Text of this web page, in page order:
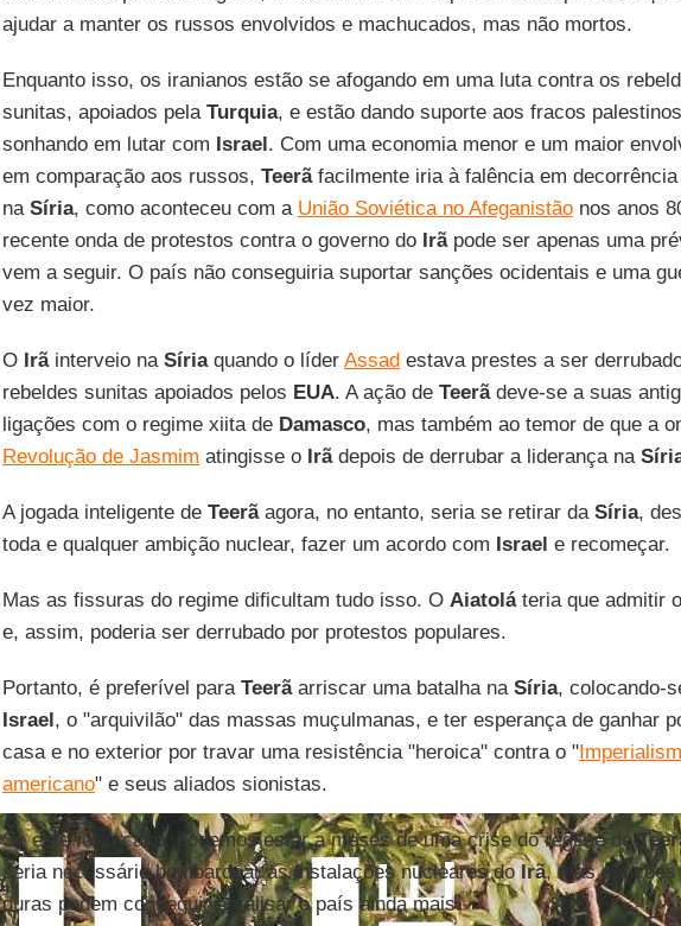
ajudar a manter os russos envolvidos e machucados, mas não mortos.
Enquanto isso, os iranianos estão se afogando em uma luta contra os
sunitas, apoiados pela Turquia, e estão dando suporte aos fracos palestinos
sonhando em lutar com Israel. Com uma economia menor e um maior
em comparação aos russos, Teerãfacilmente iria à falência em decorrência
na Síria, como aconteceu com a União Soviética no Afeganistãonos anos
recente onda de protestos contra o governo do Irãpode ser apenas uma
vem a seguir. O país não conseguiria suportar sanções ocidentais e uma
vez maior.
O Irãinterveio na Síriaquando o líder Assadestava prestes a ser
rebeldes sunitas apoiados pelos EUA. A ação de Teerãdeve-se a suas
ligações com o regime xiita de Damasco, mas também ao temor de que a
Revolução de Jasmim atingisse o Irãdepois de derrubar a liderança na
A jogada inteligente de Teerãagora, no entanto, seria se retirar da Síria,
toda e qualquer ambição nuclear, fazer um acordo com Israel e recomeçar.
Mas as fissuras do regime dificultam tudo isso. O Aiatoláteria que admitir
e, assim, poderia ser derrubado por protestos populares.
Portanto, é preferível para Teerãarriscar uma batalha na Síria, colocando-
Israel, o "arquivilão" das massas muçulmanas, e ter esperança de ganhar
casa e no exterior por travar uma resistência "heroica" contra o "
americano" e seus aliados sionistas.
Se este for o caso, podemos estar a meses de uma crise do regime de
seria necessário bombardear as instalações nucleares doIrã, mas sanções
duras podem conseguir paralisar o país ainda mais.